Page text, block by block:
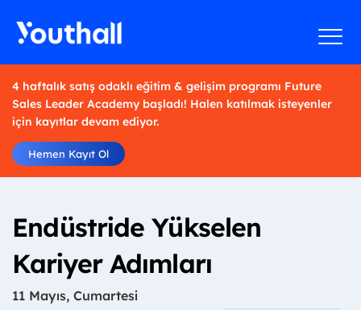
4 haftalık satış odaklı eğitim & gelişim programı Future
Sales Leader Academy başladı! Halen katılmak isteyenler
için kayıtlar devam ediyor.
Hemen Kayıt Ol
Endüstride Yükselen
Kariyer Adımları
11 Mayıs, Cumartesi